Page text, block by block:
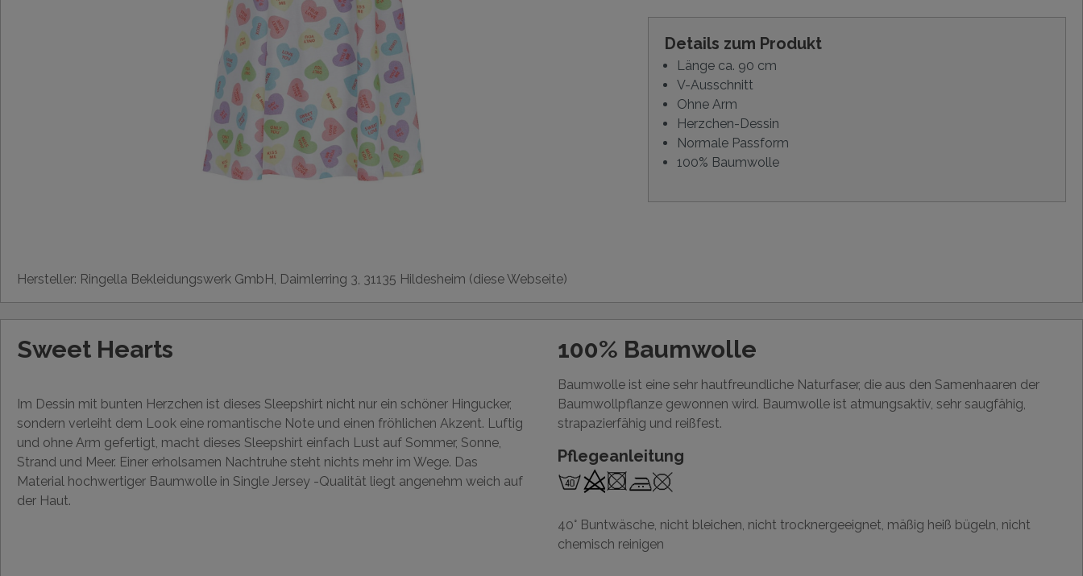
Details zum Produkt
Länge ca. 90 cm
V-Ausschnitt
Ohne Arm
Herzchen-Dessin
Normale Passform
100% Baumwolle
Hersteller: Ringella Bekleidungswerk GmbH, Daimlerring 3, 31135 Hildesheim (diese Webseite)
Sweet Hearts
Im Dessin mit bunten Herzchen ist dieses Sleepshirt nicht nur ein schöner Hingucker,
sondern verleiht dem Look eine romantische Note und einen fröhlichen Akzent. Luftig
und ohne Arm gefertigt, macht dieses Sleepshirt einfach Lust auf Sommer, Sonne,
Strand und Meer. Einer erholsamen Nachtruhe steht nichts mehr im Wege. Das
Material hochwertiger Baumwolle in Single Jersey -Qualität liegt angenehm weich auf
der Haut.
100% Baumwolle
Baumwolle ist eine sehr hautfreundliche Naturfaser, die aus den Samenhaaren der
Baumwollpflanze gewonnen wird. Baumwolle ist atmungsaktiv, sehr saugfähig,
strapazierfähig und reißfest.
Pflegeanleitung
40° Buntwäsche, nicht bleichen, nicht trocknergeeignet, mäßig heiß bügeln, nicht
chemisch reinigen